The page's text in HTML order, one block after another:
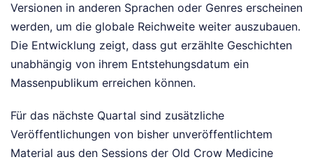
Versionen in anderen Sprachen oder Genres erscheinen
werden, um die globale Reichweite weiter auszubauen.
Die Entwicklung zeigt, dass gut erzählte Geschichten
unabhängig von ihrem Entstehungsdatum ein
Massenpublikum erreichen können.
Für das nächste Quartal sind zusätzliche
Veröffentlichungen von bisher unveröffentlichtem
Material aus den Sessions der Old Crow Medicine